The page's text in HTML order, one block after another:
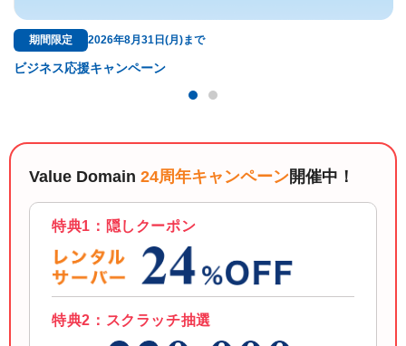
無料特典
Value Domain 24周年キャンペーン開催中！
特典1：隠しクーポン
特典2：スクラッチ抽選